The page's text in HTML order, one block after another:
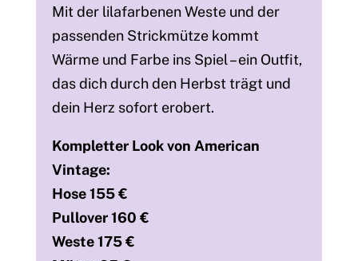
Mit der lilafarbenen Weste und der
passenden Strickmütze kommt
Wärme und Farbe ins Spiel – ein Outfit,
das dich durch den Herbst trägt und
dein Herz sofort erobert.
Kompletter Look von American
Vintage:
Hose 155 €
Pullover 160 €
Weste 175 €